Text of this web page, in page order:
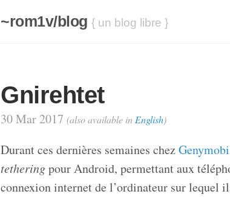
~rom1v/blog { un blog libre }
Gnirehtet
30 Mar 2017 (also available in English)
Durant ces dernières semaines chez
tetheringpour Android, permettant aux
connexion internet de l’ordinateur sur lequel